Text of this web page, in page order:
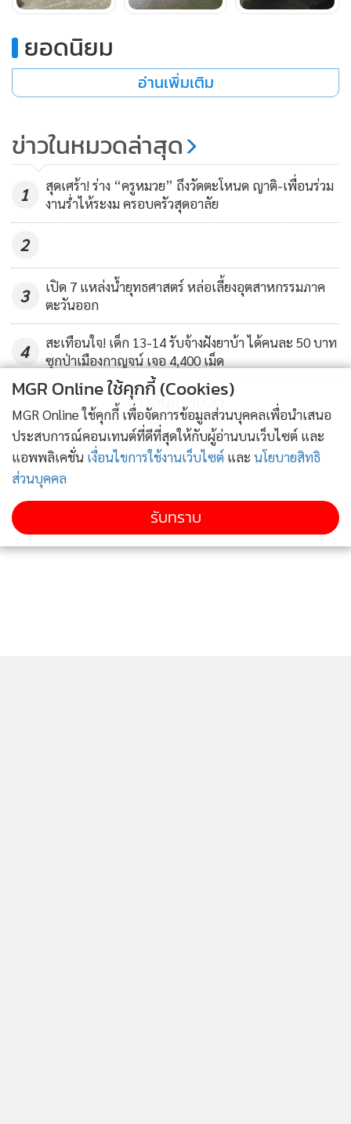
ขนาดใหญ่ พื้นดินเป็นลานกว้าง ด้านบนเป็นปล่องถ้ำขนาดใหญ่
ที่มีต้นไม้ปกคลุมบ้าง แต่ยังมีแสงที่สาดส่องลงมาจากด้านบนลง
มาเกิดความสว่าง ภายในถ้ำยังมีหินงอกหินย้อนบางส่วนในโถงถ้ำ
แห่งนี้ส่องประกายแวววาว ลักษณะเหมือนน้ำตก ผนังถ้ำบางส่วน
นอกจากนั้น ชาวประมงชุมชนบ้านทุ่งน้อยบอกด้วยว่า ถ้ำลอด
โบราณแห่งนี้ จากการที่เข้าไปสำรวจกันมามีถึง 5 โถงด้วยกัน
โดยโถงอื่นๆ จะมีหินงอกหินย้อย และหินบางชนิดเมื่อถูกไฟฉาย
ส่องไปกระทบจะมีแสงสีเหลืองเกิดขึ้น โดยโถงที่เหลืออื่นๆ นั้น
จะพาเข้าไปเพราะปากทางเข้าแต่ละโถงค่อนข้างแคบ
ซึ่งนักท่องเที่ยวที่จะมาชมถ้ำลอด หรือถ้ำลับที่ริมทะเลบ้านทุ่ง
น้อย ติดต่อมาที่เบอร์ 08-8750-4865 และ 08-1372-5103 กลุ่ม
ท่องเที่ยววิถีประมงบ้านทุ่งน้อย เนื่องจากเวลาที่เหมาะสมการ
เข้าไปชมถ้ำต้องเป็นช่วงที่น้ำทะเลลงจะสวยงามมากเพราะบาง
ช่วงน้ำทะเลลงตั้งแต่ช่วงเช้าไปถึงช่วงบ่าย สิ่งสำคัญต้องมีชาว
บ้านในชุมชนเป็นผู้นำทางเข้าไปในถ้ำ
ยอดนิยม
อ่านเพิ่มเติม
ข่าวในหมวดล่าสุด
1
สุดเศร้า! ร่าง “ครูหมวย” ถึงวัดตะโหนด ญาติ-เพื่อนร่วม
งานร่ำไห้ระงม ครอบครัวสุดอาลัย
2
3
เปิด 7 แหล่งน้ำยุทธศาสตร์ หล่อเลี้ยงอุตสาหกรรมภาค
ตะวันออก
4
สะเทือนใจ! เด็ก 13-14 รับจ้างฝังยาบ้า ได้คนละ 50 บาท
ซุกป่าเมืองกาญจน์ เจอ 4,400 เม็ด
ข่าวอื่นในหมวด
MGR Online ใช้คุกกี้ (Cookies)
MGR Online ใช้คุกกี้ เพื่อจัดการข้อมูลส่วนบุคคลเพื่อนำเสนอ
ประสบการณ์คอนเทนต์ที่ดีที่สุดให้กับผู้อ่านบนเว็บไซต์ และ
แอพพลิเคชั่น เงื่อนไขการใช้งานเว็บไซต์ และ นโยบายสิทธิ
ส่วนบุคคล
รับทราบ